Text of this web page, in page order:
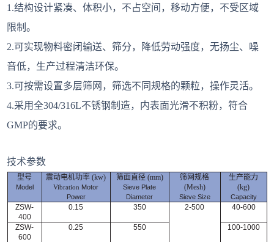
1.结构设计紧凑、体积小，不占空间，移动方便，不受区域
限制。
2.可实现物料密闭输送、筛分，降低劳动强度，无扬尘、噪
音低，生产过程清洁环保。
3.可按需设置多层筛网，筛选不同规格的颗粒，操作灵活。
4.采用全304/316L不锈钢制造，内表面光滑不积粉，符合
GMP的要求。
技术参数
型号
Model
震动电机功率 (kw)
Vibration Motor
Power
筛面直径 (mm)
Sieve Plate
Diameter
筛网规格
(Mesh)
Sieve Size
生产能力
(kg)
Capacity
ZSW-
400
0.15 350 2-500 40-600
ZSW-
600
0.25 550 100-1000